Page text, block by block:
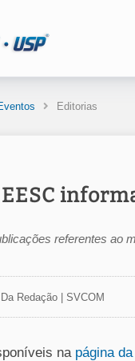
Editorias
referentes ao
Redação | SVCOM
na página